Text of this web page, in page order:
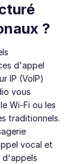
?
d'appel
IP (VoIP)
vous
Wi-Fi ou les
traditionnels.
vocal et
d'appels